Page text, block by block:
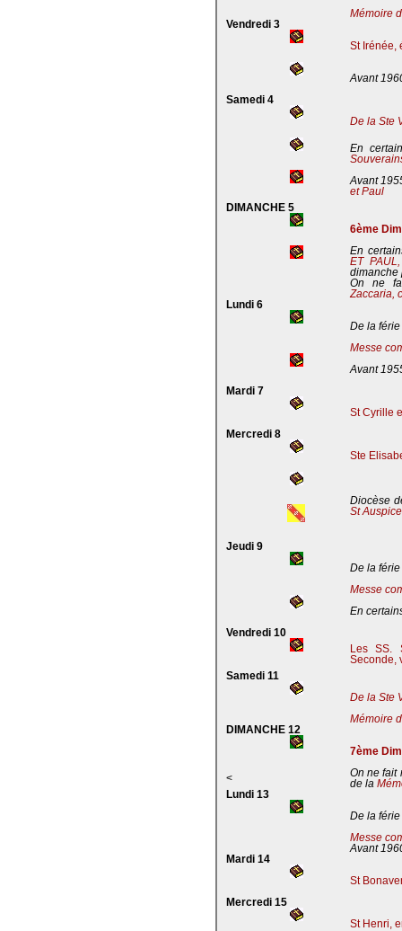
Mémoire
Vendredi 3
St Irénée,
Avant
Samedi 4
De la Ste
En
Avant
et Paul
DIMANCHE 5
6ème
En
ET
dimanche
On ne
Zaccaria,
Lundi 6
De la férie
Messe
Avant
Mardi 7
St Cyrille
Mercredi 8
Ste
Diocèse
St
Jeudi 9
De la férie
Messe
En
Vendredi 10
Les SS.
Seconde,
Samedi 11
De la Ste
Mémoire
DIMANCHE 12
7ème
<
On ne fait
de la
Lundi 13
De la férie
Messe
Avant
Mardi 14
St
Mercredi 15
St Henri,